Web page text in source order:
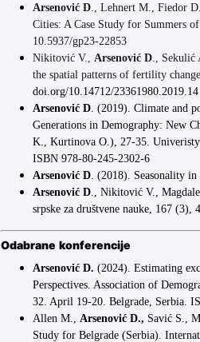
Arsenović D., Lehnert M., Fiedor
Cities: A Case Study for Summers
10.5937/gp23-22853
Nikitović V., Arsenović D., Sekulić
the spatial patterns of fertility
doi.org/10.14712/23361980.2019.14
Arsenović D. (2019). Climate and
Generations in Demography: New
K., Kurtinova O.), 27-35.
ISBN 978-80-245-2302-6
Arsenović D. (2018). Seasonality
Arsenović D., Nikitović V.,
srpske za društvene nauke, 167 (3),
Odabrane konferencije
Arsenović D. (2024). Estimating
Perspectives. Association of
32. April 19-20. Belgrade, Serbia.
Allen M., Arsenović D., Savić S.,
Study for Belgrade (Serbia).